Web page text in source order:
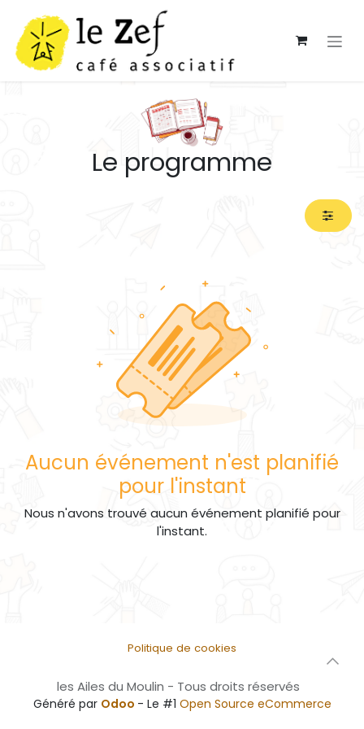
Le programme
Aucun événement n'est planifié
pour l'instant
Nous n'avons trouvé aucun événement planifié pour
l'instant.
Politique de cookies
les Ailes du Moulin - Tous droits réservés
Généré par Odoo - Le #1 Open Source eCommerce